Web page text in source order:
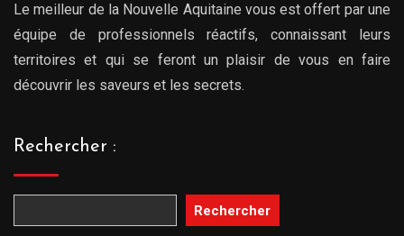
Le meilleur de la Nouvelle Aquitaine vous est offert par une
équipe de professionnels réactifs, connaissant leurs
territoires et qui se feront un plaisir de vous en faire
découvrir les saveurs et les secrets.
Rechercher :
Rechercher